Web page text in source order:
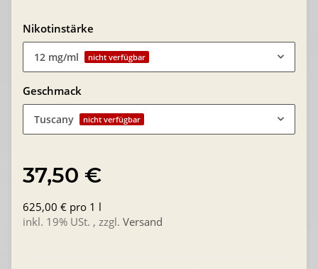
Nikotinstärke
12 mg/ml nicht verfügbar
Geschmack
Tuscany nicht verfügbar
37,50 €
625,00 € pro 1 l
inkl. 19% USt. , zzgl. Versand